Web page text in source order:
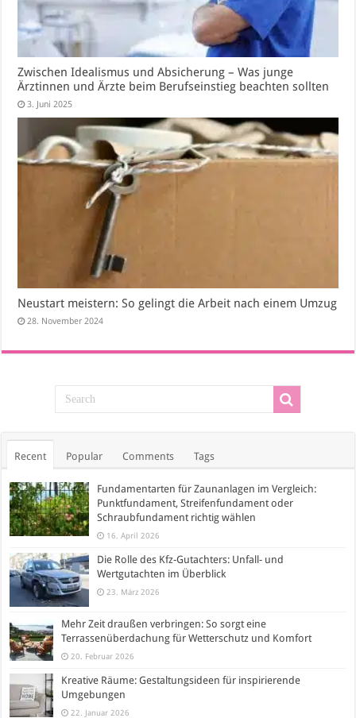
Zwischen Idealismus und Absicherung – Was junge
Ärztinnen und Ärzte beim Berufseinstieg beachten sollten
3. Juni 2025
Neustart meistern: So gelingt die Arbeit nach einem Umzug
28. November 2024
Recent Popular Comments Tags
Fundamentarten für Zaunanlagen im Vergleich:
Punktfundament, Streifenfundament oder
Schraubfundament richtig wählen
16. April 2026
Die Rolle des Kfz-Gutachters: Unfall- und
Wertgutachten im Überblick
23. März 2026
Mehr Zeit draußen verbringen: So sorgt eine
Terrassenüberdachung für Wetterschutz und Komfort
20. Februar 2026
Kreative Räume: Gestaltungsideen für inspirierende
Umgebungen
22. Januar 2026